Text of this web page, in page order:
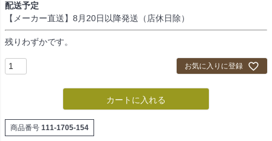
配送予定
【メーカー直送】8月20日以降発送（店休日除）
残りわずかです。
お気に入りに登録
カートに入れる
商品番号 111-1705-154